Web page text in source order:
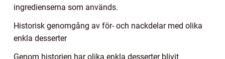
ingredienserna som används.
Historisk genomgång av för- och nackdelar med olika
enkla desserter
Genom historien har olika enkla desserter blivit